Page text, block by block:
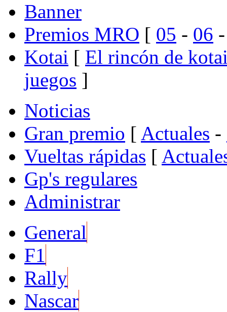
Banner
Premios MRO [ 05 - 06
Kotai [ El rincón de
juegos ]
Noticias
Gran premio [ Actuales -
Vueltas rápidas [
Gp's regulares
Administrar
General
F1
Rally
Nascar